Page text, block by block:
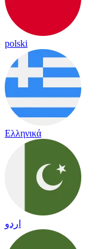
polski
Ελληνικά
اردو